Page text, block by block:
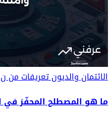
الائتمان والديونتعريفات من
ما هو المصطلح المحفّز في